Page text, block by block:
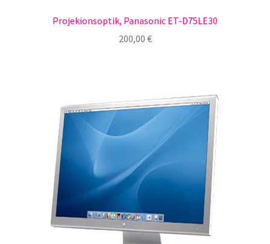
Projekionsoptik, Panasonic ET-D75LE30
200,00 €